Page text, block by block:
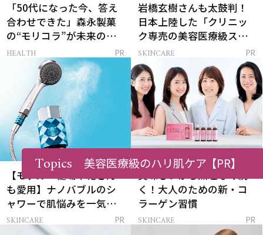
「50代になった今、答え
合わせできた」森永製菓
の“モリコラ”が未来のキ
レイを連れてくる！
HEALTH PR
岩橋玄樹さんも太鼓判！
日本上陸した「クリニッ
ク専売の美容医療級スキ
ンケア」
SKINCARE PR
【モデル・樋場早紀さん
も愛用】ナノバブルのシ
ャワーで肌悩みを一気に
解決
SKINCARE PR
く！大人のための新・コ
ラーゲン習慣
SKINCARE PR
Topics 美容医療級のハリ肌ケア【PR】